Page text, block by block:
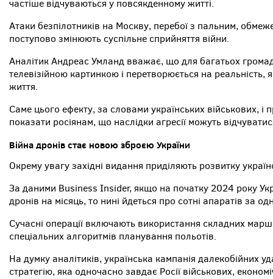
частіше відчуваються у повсякденному житті.
Атаки безпілотників на Москву, перебої з пальним,
поступово змінюють суспільне сприйняття війни.
Аналітик Андреас Умланд вважає, що для багатьох
телевізійною картинкою і перетворюється на
життя.
Саме цього ефекту, за словами українських військових, і
показати росіянам, що наслідки агресії можуть
Війна дронів стає новою зброєю України
Окрему увагу західні видання приділяють розвитку
За даними Business Insider, якщо на початку 2024 року
дронів на місяць, то нині йдеться про сотні апаратів за
Сучасні операції включають використання складних
спеціальних алгоритмів планування польотів.
На думку аналітиків, українська кампанія далекобійних
стратегію, яка одночасно завдає Росії військових,